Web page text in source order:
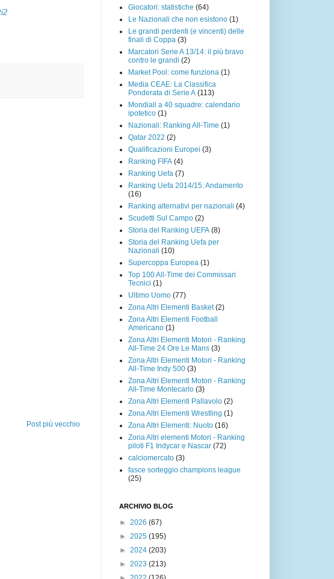
Post più vecchio
Giocatori: statistiche (64)
Le Nazionali che non esistono (1)
Le grandi perdenti (e vincenti) delle
finali di Coppa (3)
Marcatori Serie A 13/14: il più bravo
contro le grandi (2)
Market Pool: come funziona (1)
Media CEAE: La Classifica
Ponderata di Serie A (113)
Mondiali a 40 squadre: calendario
ipotetico (1)
Nazionali: Ranking All-Time (1)
Qatar 2022 (2)
Qualificazioni Europei (3)
Ranking FIFA (4)
Ranking Uefa (7)
Ranking Uefa 2014/15: Andamento
(16)
Ranking alternativi per nazionali (4)
Scudetti Sul Campo (2)
Storia del Ranking UEFA (8)
Storia del Ranking Uefa per
Nazionali (10)
Supercoppa Europea (1)
Top 100 All-Time dei Commissari
Tecnici (1)
Ultimo Uomo (77)
Zona Altri Elementi Basket (2)
Zona Altri Elementi Football
Americano (1)
Zona Altri Elementi Motori - Ranking
All-Time 24 Ore Le Mans (3)
Zona Altri Elementi Motori - Ranking
All-Time Indy 500 (3)
Zona Altri Elementi Motori - Ranking
All-Time Montecarlo (3)
Zona Altri Elementi Pallavolo (2)
Zona Altri Elementi Wrestling (1)
Zona Altri Elementi: Nuoto (16)
Zona Altri elementi Motori - Ranking
piloti F1 Indycar e Nascar (72)
calciomercato (3)
fasce sorteggio champions league
(25)
ARCHIVIO BLOG
► 2026 (67)
► 2025 (195)
► 2024 (203)
► 2023 (213)